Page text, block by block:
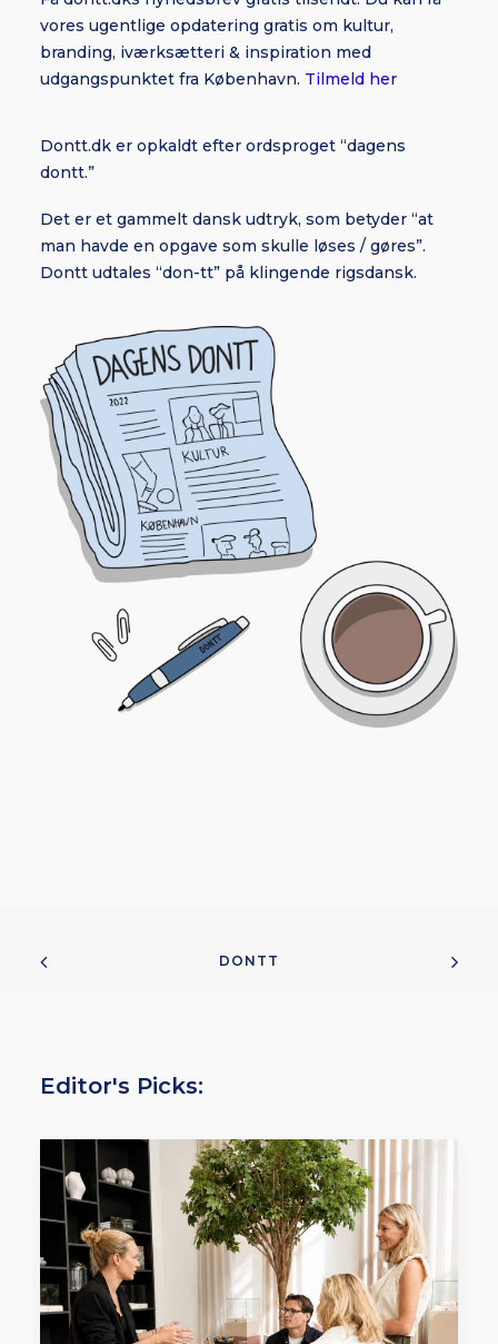
vores ugentlige opdatering gratis om kultur,
branding, iværksætteri & inspiration med
udgangspunktet fra København. Tilmeld her
Dontt.dk er opkaldt efter ordsproget “dagens
dontt.”
Det er et gammelt dansk udtryk, som betyder “at
man havde en opgave som skulle løses / gøres”.
Dontt udtales “don-tt” på klingende rigsdansk.
DONTT
Editor's Picks: